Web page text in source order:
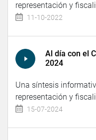
representación y
11-10-2022
Al día con el
2024
Una síntesis
representación y
15-07-2024